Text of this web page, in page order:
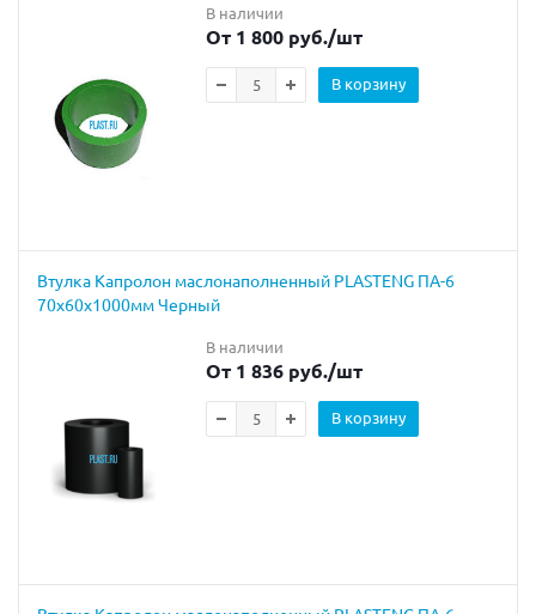
В наличии
От 1 800 руб./шт
В корзину
Втулка Капролон маслонаполненный PLASTENG ПА-6
70х60х1000мм Черный
В наличии
От 1 836 руб./шт
В корзину